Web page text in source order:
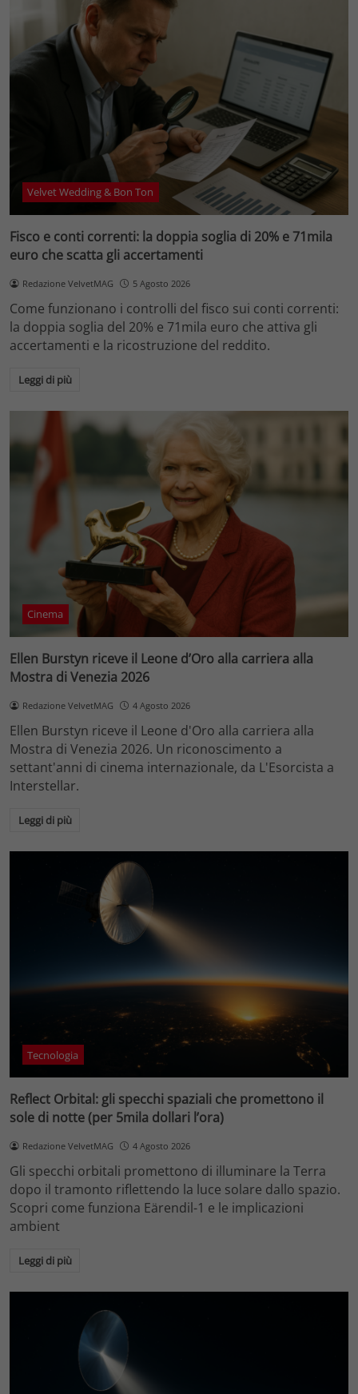
Velvet Wedding & Bon Ton
Fisco e conti correnti: la doppia soglia di 20% e 71mila
euro che scatta gli accertamenti
Redazione VelvetMAG 5 Agosto 2026
Come funzionano i controlli del fisco sui conti correnti:
la doppia soglia del 20% e 71mila euro che attiva gli
accertamenti e la ricostruzione del reddito.
Leggi di più
Cinema
Ellen Burstyn riceve il Leone d’Oro alla carriera alla
Mostra di Venezia 2026
Redazione VelvetMAG 4 Agosto 2026
Ellen Burstyn riceve il Leone d'Oro alla carriera alla
Mostra di Venezia 2026. Un riconoscimento a
settant'anni di cinema internazionale, da L'Esorcista a
Interstellar.
Leggi di più
Tecnologia
Reflect Orbital: gli specchi spaziali che promettono il
sole di notte (per 5mila dollari l’ora)
Redazione VelvetMAG 4 Agosto 2026
Gli specchi orbitali promettono di illuminare la Terra
dopo il tramonto riflettendo la luce solare dallo spazio.
Scopri come funziona Eärendil-1 e le implicazioni
ambient
Leggi di più